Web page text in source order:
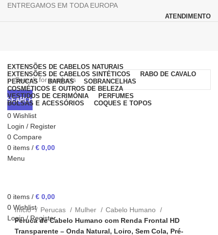
ENTREGAMOS EM TODA EUROPA
ATENDIMENTO
SEARCH
0 Wishlist
Login / Register
0 Compare
0 items / € 0,00
Menu
0 items / € 0,00
0 Wishlist
Login / Register
EXTENSÕES DE CABELOS NATURAIS
EXTENSÕES DE CABELOS SINTÉTICOS
RABO DE CAVALO
PERUCAS
BARBAS
SOBRANCELHAS
COSMÉTICOS E OUTROS DE BELEZA
VESTIDOS DE CERIMÓNIA
PERFUMES
BOLSAS E ACESSÓRIOS
COQUES E TOPOS
Click to enlarge
Início
Perucas Mulher
Cabelo Humano
Peruca de Cabelo Humano com Renda Frontal HD
Transparente – Onda Natural, Loiro, Sem Cola, Pré-